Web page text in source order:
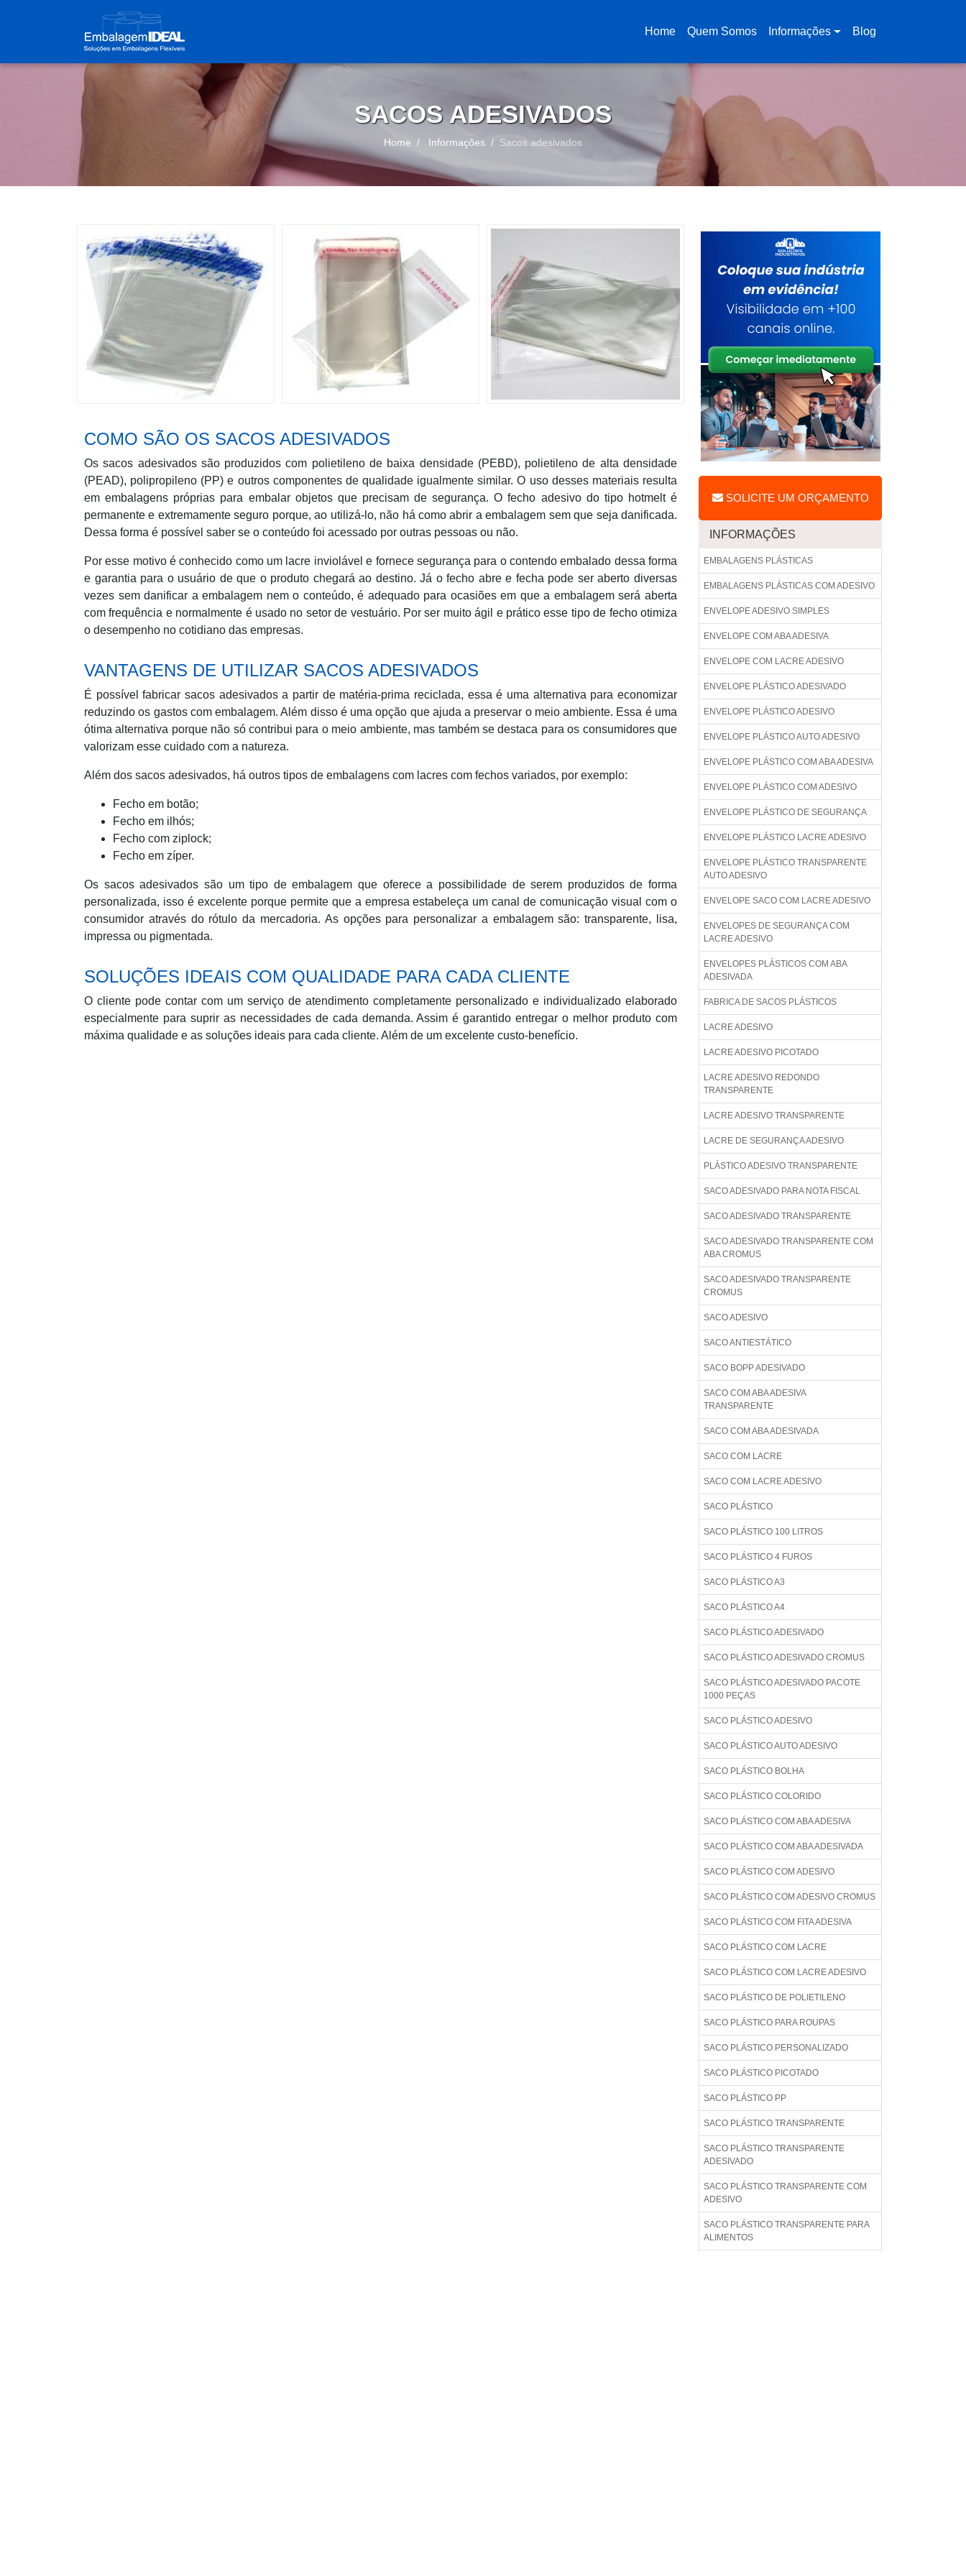
Home
(current)
Quem Somos Informações Blog
SACOS ADESIVADOS
Home Informações Sacos adesivados
COMO SÃO OS SACOS ADESIVADOS
Os sacos adesivados são produzidos com polietileno de baixa densidade (PEBD), polietileno de alta densidade
(PEAD), polipropileno (PP) e outros componentes de qualidade igualmente similar. O uso desses materiais resulta
em embalagens próprias para embalar objetos que precisam de segurança. O fecho adesivo do tipo hotmelt é
permanente e extremamente seguro porque, ao utilizá-lo, não há como abrir a embalagem sem que seja danificada.
Dessa forma é possível saber se o conteúdo foi acessado por outras pessoas ou não.
Por esse motivo é conhecido como um lacre inviolável e fornece segurança para o contendo embalado dessa forma
e garantia para o usuário de que o produto chegará ao destino. Já o fecho abre e fecha pode ser aberto diversas
vezes sem danificar a embalagem nem o conteúdo, é adequado para ocasiões em que a embalagem será aberta
com frequência e normalmente é usado no setor de vestuário. Por ser muito ágil e prático esse tipo de fecho otimiza
o desempenho no cotidiano das empresas.
VANTAGENS DE UTILIZAR SACOS ADESIVADOS
É possível fabricar sacos adesivados a partir de matéria-prima reciclada, essa é uma alternativa para economizar
reduzindo os gastos com embalagem. Além disso é uma opção que ajuda a preservar o meio ambiente. Essa é uma
ótima alternativa porque não só contribui para o meio ambiente, mas também se destaca para os consumidores que
valorizam esse cuidado com a natureza.
Além dos sacos adesivados, há outros tipos de embalagens com lacres com fechos variados, por exemplo:
Fecho em botão;
Fecho em ilhós;
Fecho com ziplock;
Fecho em zíper.
Os sacos adesivados são um tipo de embalagem que oferece a possibilidade de serem produzidos de forma
personalizada, isso é excelente porque permite que a empresa estabeleça um canal de comunicação visual com o
consumidor através do rótulo da mercadoria. As opções para personalizar a embalagem são: transparente, lisa,
impressa ou pigmentada.
SOLUÇÕES IDEAIS COM QUALIDADE PARA CADA CLIENTE
O cliente pode contar com um serviço de atendimento completamente personalizado e individualizado elaborado
especialmente para suprir as necessidades de cada demanda. Assim é garantido entregar o melhor produto com
máxima qualidade e as soluções ideais para cada cliente. Além de um excelente custo-benefício.
SOLICITE UM ORÇAMENTO
INFORMAÇÕES
EMBALAGENS PLÁSTICAS
EMBALAGENS PLÁSTICAS COM ADESIVO
ENVELOPE ADESIVO SIMPLES
ENVELOPE COM ABA ADESIVA
ENVELOPE COM LACRE ADESIVO
ENVELOPE PLÁSTICO ADESIVADO
ENVELOPE PLÁSTICO ADESIVO
ENVELOPE PLÁSTICO AUTO ADESIVO
ENVELOPE PLÁSTICO COM ABA ADESIVA
ENVELOPE PLÁSTICO COM ADESIVO
ENVELOPE PLÁSTICO DE SEGURANÇA
ENVELOPE PLÁSTICO LACRE ADESIVO
ENVELOPE PLÁSTICO TRANSPARENTE
AUTO ADESIVO
ENVELOPE SACO COM LACRE ADESIVO
ENVELOPES DE SEGURANÇA COM
LACRE ADESIVO
ENVELOPES PLÁSTICOS COM ABA
ADESIVADA
FABRICA DE SACOS PLÁSTICOS
LACRE ADESIVO
LACRE ADESIVO PICOTADO
LACRE ADESIVO REDONDO
TRANSPARENTE
LACRE ADESIVO TRANSPARENTE
LACRE DE SEGURANÇA ADESIVO
PLÁSTICO ADESIVO TRANSPARENTE
SACO ADESIVADO PARA NOTA FISCAL
SACO ADESIVADO TRANSPARENTE
SACO ADESIVADO TRANSPARENTE COM
ABA CROMUS
SACO ADESIVADO TRANSPARENTE
CROMUS
SACO ADESIVO
SACO ANTIESTÁTICO
SACO BOPP ADESIVADO
SACO COM ABA ADESIVA
TRANSPARENTE
SACO COM ABA ADESIVADA
SACO COM LACRE
SACO COM LACRE ADESIVO
SACO PLÁSTICO
SACO PLÁSTICO 100 LITROS
SACO PLÁSTICO 4 FUROS
SACO PLÁSTICO A3
SACO PLÁSTICO A4
SACO PLÁSTICO ADESIVADO
SACO PLÁSTICO ADESIVADO CROMUS
SACO PLÁSTICO ADESIVADO PACOTE
1000 PEÇAS
SACO PLÁSTICO ADESIVO
SACO PLÁSTICO AUTO ADESIVO
SACO PLÁSTICO BOLHA
SACO PLÁSTICO COLORIDO
SACO PLÁSTICO COM ABA ADESIVA
SACO PLÁSTICO COM ABA ADESIVADA
SACO PLÁSTICO COM ADESIVO
SACO PLÁSTICO COM ADESIVO CROMUS
SACO PLÁSTICO COM FITA ADESIVA
SACO PLÁSTICO COM LACRE
SACO PLÁSTICO COM LACRE ADESIVO
SACO PLÁSTICO DE POLIETILENO
SACO PLÁSTICO PARA ROUPAS
SACO PLÁSTICO PERSONALIZADO
SACO PLÁSTICO PICOTADO
SACO PLÁSTICO PP
SACO PLÁSTICO TRANSPARENTE
SACO PLÁSTICO TRANSPARENTE
ADESIVADO
SACO PLÁSTICO TRANSPARENTE COM
ADESIVO
SACO PLÁSTICO TRANSPARENTE PARA
ALIMENTOS